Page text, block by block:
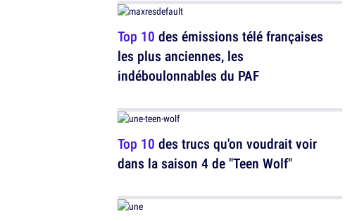
Top 10 des émissions télé françaises
les plus anciennes, les
indéboulonnables du PAF
Top 10 des trucs qu'on voudrait voir
dans la saison 4 de "Teen Wolf"